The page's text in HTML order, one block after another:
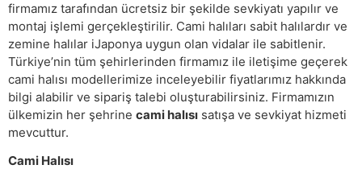
firmamız tarafından ücretsiz bir şekilde sevkiyatı yapılır ve
montaj işlemi gerçekleştirilir. Cami halıları sabit halılardır ve
zemine halılar iJaponya uygun olan vidalar ile sabitlenir.
Türkiye’nin tüm şehirlerinden firmamız ile iletişime geçerek
cami halısı modellerimize inceleyebilir fiyatlarımız hakkında
bilgi alabilir ve sipariş talebi oluşturabilirsiniz. Firmamızın
ülkemizin her şehrine cami halısı satışa ve sevkiyat hizmeti
mevcuttur.
Cami Halısı